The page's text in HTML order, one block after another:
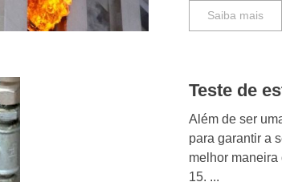
Saiba mais
Teste de
Além de ser
para garantir a
melhor
15. ...